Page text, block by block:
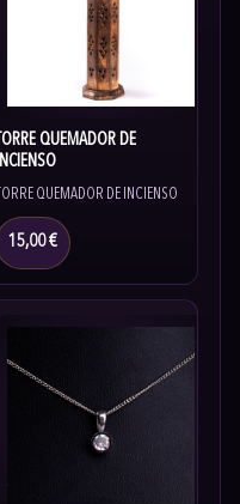
TORRE QUEMADOR DE
INCIENSO
TORRE QUEMADOR DE INCIENSO
15,00 €